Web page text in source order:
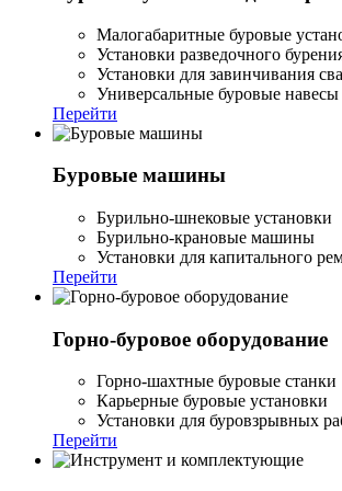
Малогабаритные буровые
Установки разведочного
Установки для завинчивания
Универсальные буровые навесы
Перейти
Буровые машины
Бурильно-шнековые установки
Бурильно-крановые машины
Установки для капитального
Перейти
Горно-буровое оборудование
Горно-шахтные буровые станки
Карьерные буровые установки
Установки для буровзрывных
Перейти